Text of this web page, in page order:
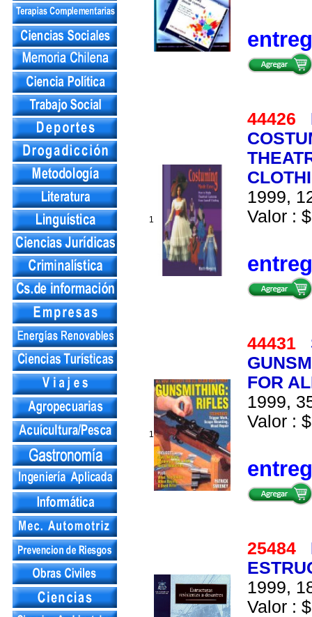
1
44426
1999,
Valor :
1
44431
FOR
1999,
Valor :
25484
1999,
Valor :